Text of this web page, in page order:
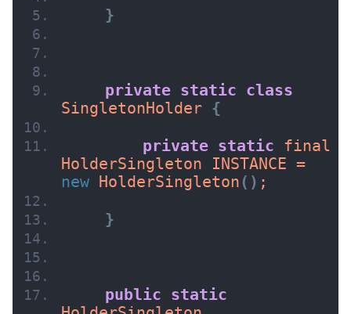
}
private static
class
SingletonHolder {
private static final
new
HolderSingleton ( ) ;
}
public
static